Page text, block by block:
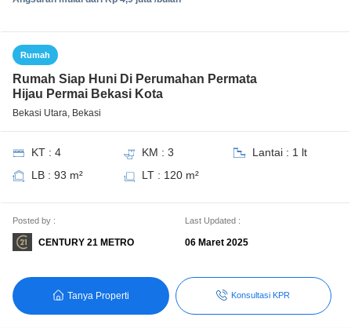
Rumah
Rumah Siap Huni Di Perumahan Permata
Hijau Permai Bekasi Kota
Bekasi Utara, Bekasi
KT : 4 KM : 3
Lantai : 1 lt
LB : 93 m²
LT : 120 m²
Posted by :
CENTURY 21 METRO
Last Updated :
06 Maret 2025
Tanya Properti Konsultasi KPR